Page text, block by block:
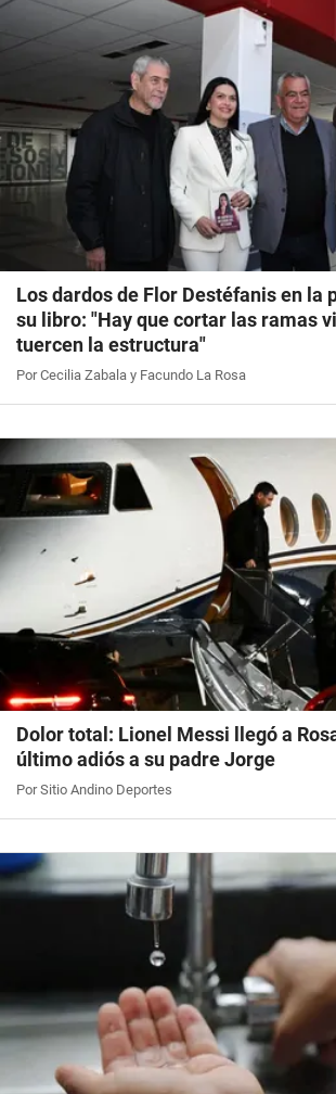
Los dardos de Flor Destéfanis en la
su libro: "Hay que cortar las ramas
tuercen la estructura"
Por Cecilia Zabala y Facundo La Rosa
Dolor total: Lionel Messi llegó a
último adiós a su padre Jorge
Por Sitio Andino Deportes